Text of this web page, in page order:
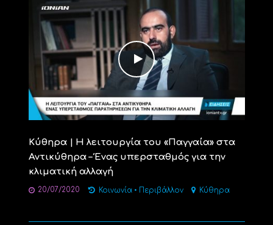
Κύθηρα | Η λειτουργία του «Παγγαία» στα
Αντικύθηρα – Ένας υπερσταθμός για την
κλιματική αλλαγή
20/07/2020 Κοινωνία • Περιβάλλον Κύθηρα